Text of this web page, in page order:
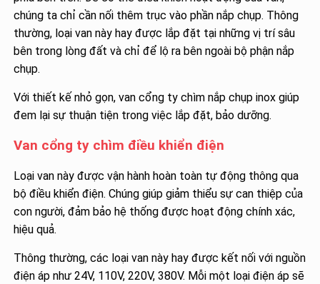
chúng ta chỉ cần nối thêm trục vào phần nắp chụp. Thông
thường, loại van này hay được lắp đặt tại những vị trí sâu
bên trong lòng đất và chỉ để lộ ra bên ngoài bộ phận nắp
chụp.
Với thiết kế nhỏ gọn, van cổng ty chìm nắp chụp inox giúp
đem lại sự thuận tiện trong việc lắp đặt, bảo dưỡng.
Van cổng ty chìm điều khiển điện
Loại van này được vận hành hoàn toàn tự động thông qua
bộ điều khiển điện. Chúng giúp giảm thiểu sự can thiệp của
con người, đảm bảo hệ thống được hoạt động chính xác,
hiệu quả.
Thông thường, các loại van này hay được kết nối với nguồn
điện áp như 24V, 110V, 220V, 380V. Mỗi một loại điện áp sẽ